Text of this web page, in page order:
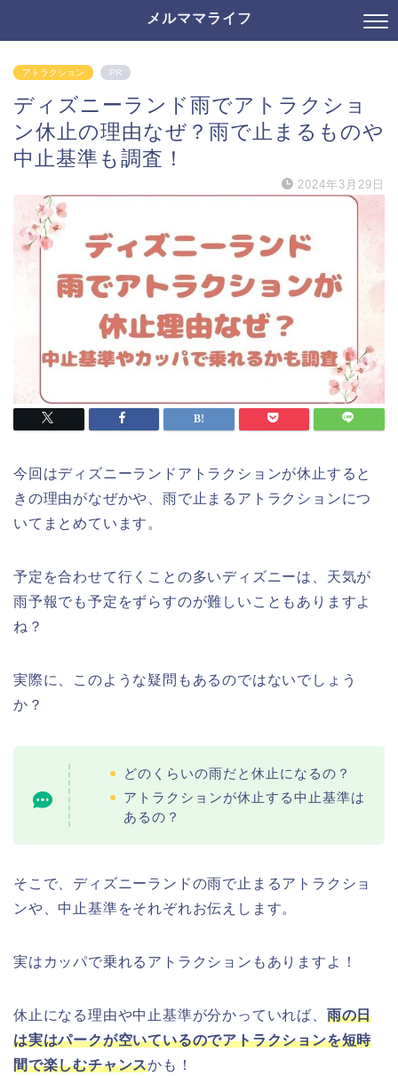
メルママライフ
アトラクション PR
ディズニーランド雨でアトラクショ
ン休止の理由なぜ？雨で止まるものや
中止基準も調査！
2024年3月29日
今回はディズニーランドアトラクションが休止すると
きの理由がなぜかや、雨で止まるアトラクションにつ
いてまとめています。
予定を合わせて行くことの多いディズニーは、天気が
雨予報でも予定をずらすのが難しいこともありますよ
ね？
実際に、このような疑問もあるのではないでしょう
か？
どのくらいの雨だと休止になるの？
アトラクションが休止する中止基準は
あるの？
そこで、ディズニーランドの雨で止まるアトラクショ
ンや、中止基準をそれぞれお伝えします。
実はカッパで乗れるアトラクションもありますよ！
休止になる理由や中止基準が分かっていれば、 雨の日
は実はパークが空いているのでアトラクションを短時
間で楽しむチャンスかも！